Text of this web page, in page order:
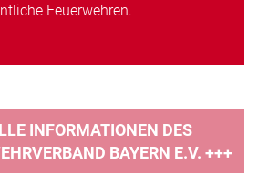
Feuerwehren.
INFORMATIONEN DES
BAYERN E.V. +++